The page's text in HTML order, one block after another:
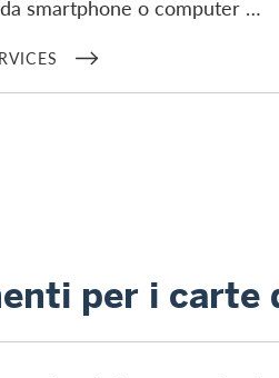
smartphone o computer –
per i carte